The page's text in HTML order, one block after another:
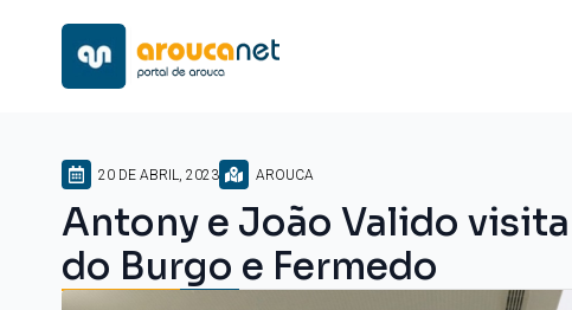
20 DE ABRIL, 2023 AROUCA
Antony e João Valido
do Burgo e Fermedo